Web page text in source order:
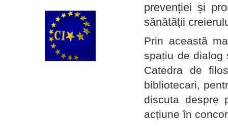
prevenției și
sănătății
Prin această
spațiu de dialog
Catedra de
bibliotecari,
discuta despre
acțiune în